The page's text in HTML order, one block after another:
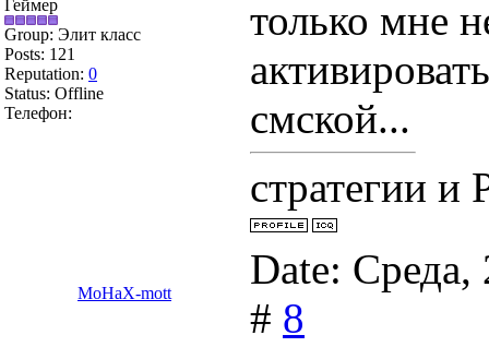
Геймер
Group: Элит класс
Posts: 121
Reputation: 0
Status: Offline
Телефон:
только мне
смской...
стратегии
MoHaX-mott
Date: Среда,
# 8